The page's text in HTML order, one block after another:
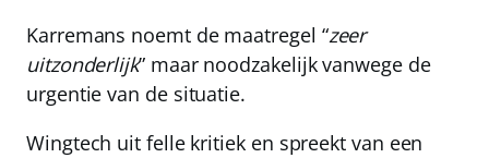
Karremans noemt de maatregel “zeer
uitzonderlijk” maar noodzakelijk vanwege de
urgentie van de situatie.
Wingtech uit felle kritiek en spreekt van een